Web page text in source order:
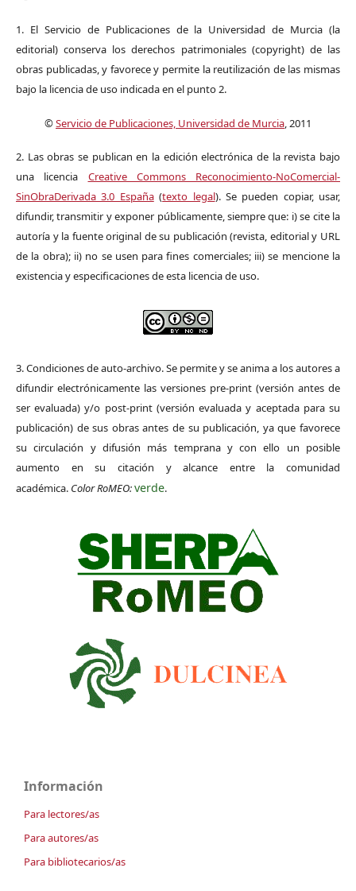
1. El Servicio de Publicaciones de la Universidad de Murcia (la
editorial) conserva los derechos patrimoniales (copyright) de las
obras publicadas, y favorece y permite la reutilización de las mismas
bajo la licencia de uso indicada en el punto 2.
©Servicio de Publicaciones, Universidad de Murcia, 2011
2. Las obras se publican en la edición electrónica de la revista bajo
una licencia Creative Commons Reconocimiento-NoComercial-
SinObraDerivada 3.0 España(texto legal). Se pueden copiar, usar,
difundir, transmitir y exponer públicamente, siempre que: i) se cite la
autoría y la fuente original de su publicación (revista, editorial y URL
de la obra); ii) no se usen para fines comerciales; iii) se mencione la
existencia y especificaciones de esta licencia de uso.
3. Condiciones de auto-archivo. Se permite y se anima a los autores a
difundir electrónicamente las versiones pre-print (versión antes de
ser evaluada) y/o post-print (versión evaluada y aceptada para su
publicación) de sus obras antes de su publicación, ya que favorece
su circulación y difusión más temprana y con ello un posible
aumento en su citación y alcance entre la comunidad
académica. Color RoMEO:verde.
Información
Para lectores/as
Para autores/as
Para bibliotecarios/as